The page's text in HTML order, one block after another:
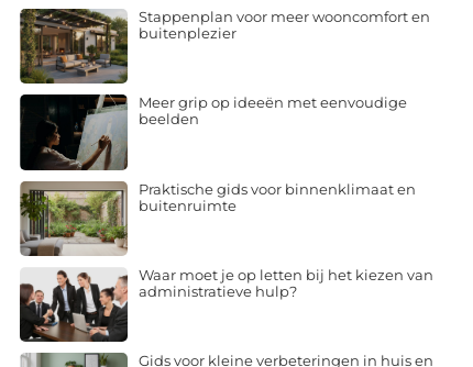
Stappenplan voor meer wooncomfort en
buitenplezier
Meer grip op ideeën met eenvoudige
beelden
Praktische gids voor binnenklimaat en
buitenruimte
Waar moet je op letten bij het kiezen van
administratieve hulp?
Gids voor kleine verbeteringen in huis en